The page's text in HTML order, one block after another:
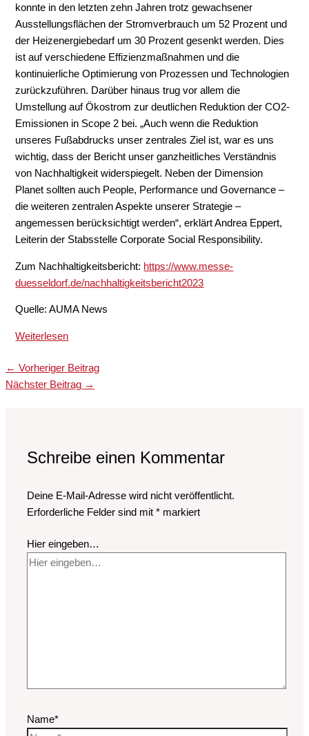
konnte in den letzten zehn Jahren trotz gewachsener
Ausstellungsflächen der Stromverbrauch um 52 Prozent und
der Heizenergiebedarf um 30 Prozent gesenkt werden. Dies
ist auf verschiedene Effizienzmaßnahmen und die
kontinuierliche Optimierung von Prozessen und Technologien
zurückzuführen. Darüber hinaus trug vor allem die
Umstellung auf Ökostrom zur deutlichen Reduktion der CO2-
Emissionen in Scope 2 bei. „Auch wenn die Reduktion
unseres Fußabdrucks unser zentrales Ziel ist, war es uns
wichtig, dass der Bericht unser ganzheitliches Verständnis
von Nachhaltigkeit widerspiegelt. Neben der Dimension
Planet sollten auch People, Performance und Governance –
die weiteren zentralen Aspekte unserer Strategie –
angemessen berücksichtigt werden“, erklärt Andrea Eppert,
Leiterin der Stabsstelle Corporate Social Responsibility.
Zum Nachhaltigkeitsbericht: https://www.messe-
duesseldorf.de/nachhaltigkeitsbericht2023
Quelle: AUMA News
Weiterlesen
← Vorheriger Beitrag
Nächster Beitrag →
Schreibe einen Kommentar
Deine E-Mail-Adresse wird nicht veröffentlicht.
Erforderliche Felder sind mit* markiert
Hier eingeben…
Name*